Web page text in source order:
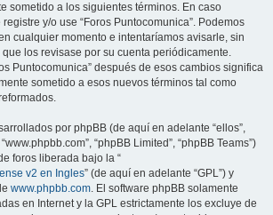
sometido a los siguientes términos. En caso
y/o use “Foros Puntocomunica”. Podemos
cualquier momento e intentaríamos avisarle, sin
los revisase por su cuenta periódicamente.
Puntocomunica” después de esos cambios significa
sometido a esos nuevos términos tal como
por phpBB (de aquí en adelante “ellos”,
“phpBB Limited”, “phpBB Teams”)
foros liberada bajo la “
v2 en Ingles” (de aquí en adelante “GPL”) y
www.phpbb.com. El software phpBB solamente
en Internet y la GPL estrictamente los excluye de